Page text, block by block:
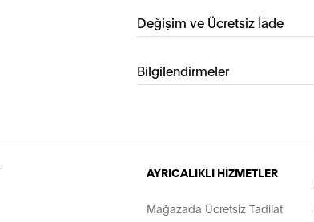
Değişim ve Ücretsiz İade
Bilgilendirmeler
AYRICALIKLI HİZMETLER
Mağazada Ücretsiz Tadilat